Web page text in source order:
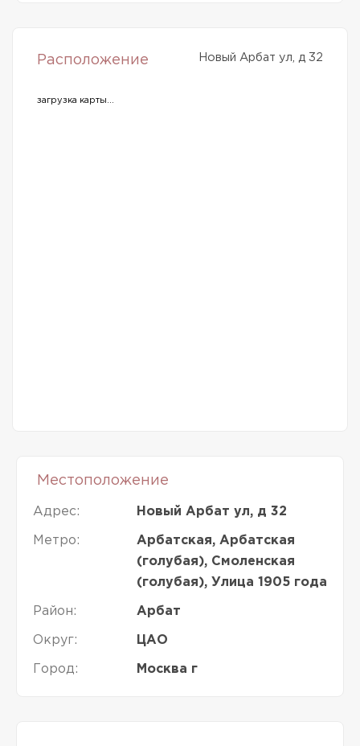
Расположение Новый Арбат ул, д 32
загрузка карты...
Местоположение
Адрес: Новый Арбат ул, д 32
Метро:
Арбатская, Арбатская
(голубая), Смоленская
(голубая), Улица 1905 года
Район: Арбат
Округ: ЦАО
Город: Москва г